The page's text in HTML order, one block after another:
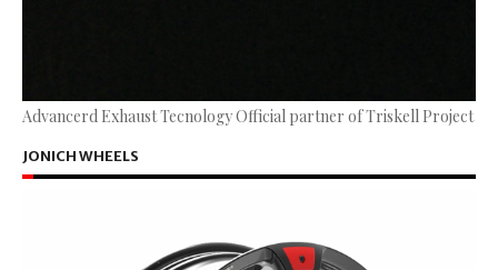
Advancerd Exhaust Tecnology Official partner of Triskell Project
JONICH WHEELS